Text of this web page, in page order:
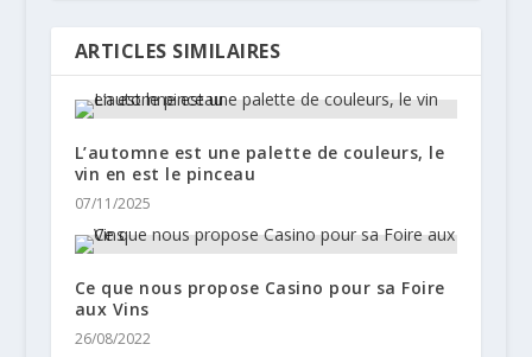
ARTICLES SIMILAIRES
L’automne est une palette de couleurs, le
vin en est le pinceau
07/11/2025
Ce que nous propose Casino pour sa Foire
aux Vins
26/08/2022